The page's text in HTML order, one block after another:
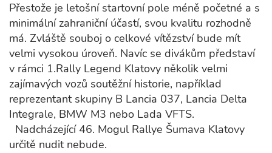
Přestože je letošní startovní pole méně početné a s
minimální zahraniční účastí, svou kvalitu rozhodně
má. Zvláště souboj o celkové vítězství bude mít
velmi vysokou úroveň. Navíc se divákům představí
v rámci 1.Rally Legend Klatovy několik velmi
zajímavých vozů soutěžní historie, například
reprezentant skupiny B Lancia 037, Lancia Delta
Integrale, BMW M3 nebo Lada VFTS.
Nadcházející 46. Mogul Rallye Šumava Klatovy
určitě nudit nebude.